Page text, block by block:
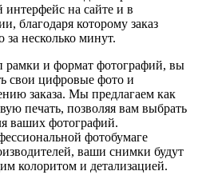
на сайте и в
благодаря которому заказ
несколько минут.
и формат фотографий, вы
свои цифровые фото и
заказа. Мы предлагаем как
печать, позволяя вам выбрать
ваших фотографий.
фотобумаге
ваши снимки будут
колоритом и детализацией.